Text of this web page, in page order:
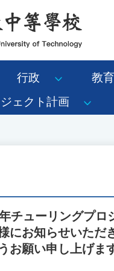
行政 教育
ェクト計画
チューリングプロ
にお知らせいただ
お願い申し上げま